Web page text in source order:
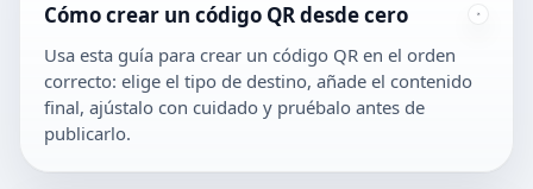
Cómo crear un código QR desde cero
Usa esta guía para crear un código QR en el orden
correcto: elige el tipo de destino, añade el contenido
final, ajústalo con cuidado y pruébalo antes de
publicarlo.